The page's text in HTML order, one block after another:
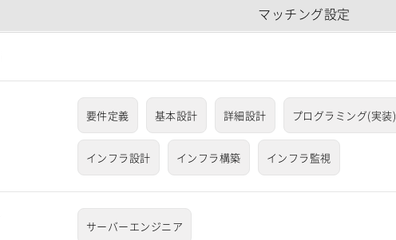
マッチング設定
要件定義 基本設計 詳細設計 プログラミング(実装)
インフラ設計 インフラ構築 インフラ監視
サーバーエンジニア